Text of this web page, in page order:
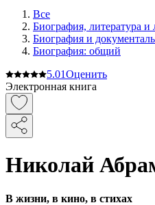
Все
Биография, литература и
Биография и
Биография: общий
5.01Оценить
Электронная книга
Николай
В жизни, в кино, в стихах